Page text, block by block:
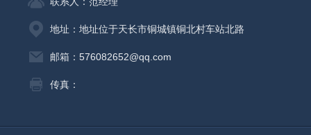
地址：地址位于天长市铜城镇铜北村车站北路
邮箱：576082652@qq.com
传真：